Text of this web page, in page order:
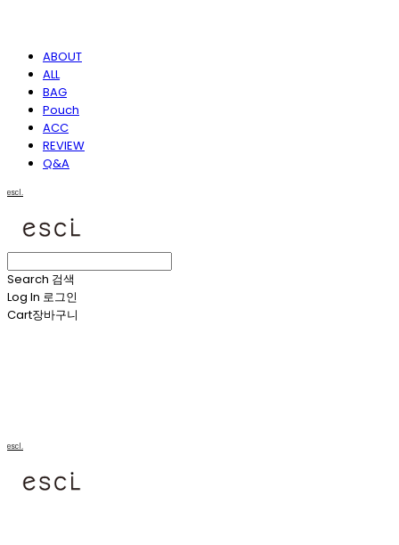
ABOUT
ALL
BAG
Pouch
ACC
REVIEW
Q&A
escl.
Search 검색
Log In 로그인
Cart장바구니
escl.